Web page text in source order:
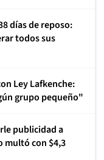
días de reposo:
todos sus
Ley Lafkenche:
grupo pequeño"
publicidad a
multó con $4,3